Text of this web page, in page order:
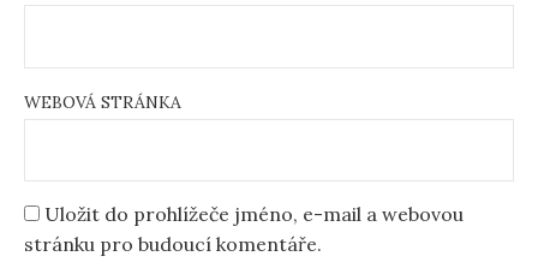
WEBOVÁ STRÁNKA
Uložit do prohlížeče jméno, e-mail a webovou
stránku pro budoucí komentáře.